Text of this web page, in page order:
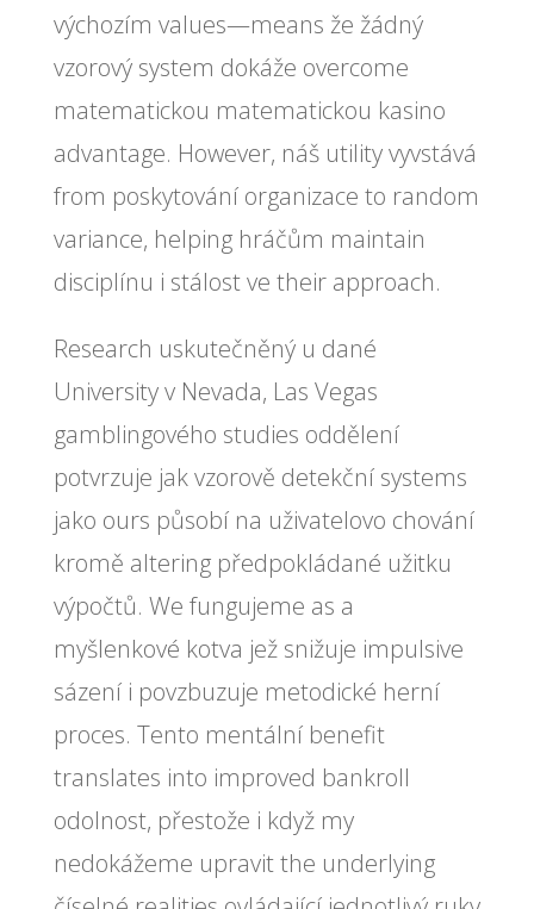
výchozím values—means že žádný
vzorový system dokáže overcome
matematickou matematickou kasino
advantage. However, náš utility vyvstává
from poskytování organizace to random
variance, helping hráčům maintain
disciplínu i stálost ve their approach.
Research uskutečněný u dané
University v Nevada, Las Vegas
gamblingového studies oddělení
potvrzuje jak vzorově detekční systems
jako ours působí na uživatelovo chování
kromě altering předpokládané užitku
výpočtů. We fungujeme as a
myšlenkové kotva jež snižuje impulsive
sázení i povzbuzuje metodické herní
proces. Tento mentální benefit
translates into improved bankroll
odolnost, přestože i když my
nedokážeme upravit the underlying